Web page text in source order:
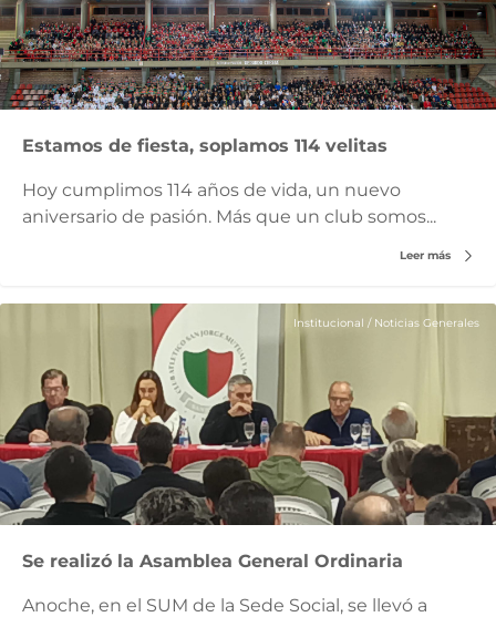
Estamos de fiesta, soplamos 114 velitas
Hoy cumplimos 114 años de vida, un nuevo
aniversario de pasión. Más que un club somos...
Leer más
Institucional / Noticias Generales
Se realizó la Asamblea General Ordinaria
Anoche, en el SUM de la Sede Social, se llevó a